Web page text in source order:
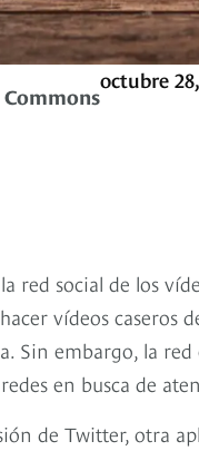
octubre
red social de los
vídeos caseros
Sin embargo, la
en busca de
de Twitter, otra